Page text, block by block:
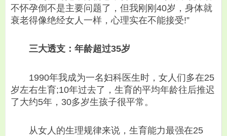
不怀孕倒不是主要问题了，但我刚刚40岁，身体就
衰老得像绝经女人一样，心理实在不能接受!”
三大透支：年龄超过35岁
1990年我成为一名妇科医生时，女人们多在25
岁左右生育;10年过去了，生育的平均年龄往后推迟
了大约5年，30多岁生孩子很平常。
从女人的生理规律来说，生育能力最强在25